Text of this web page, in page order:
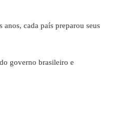
cada país preparou seus
governo brasileiro e